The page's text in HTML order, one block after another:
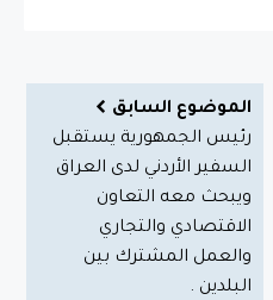
الموضوع السابق
رئيس الجمهورية يستقبل
السفير الأردني لدى العراق
ويبحث معه التعاون
الاقتصادي والتجاري
والعمل المشترك بين
البلدين .